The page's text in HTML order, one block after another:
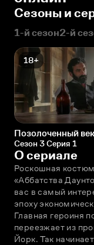
Сезоны и
1-й сезон2-й
18+
Позолоченный век
Сезон 3 Серия 1
О сериале
Роскошная
«Аббатства
вас в самый
эпоху
Главная героиня
переезжает из
Йорк. Так